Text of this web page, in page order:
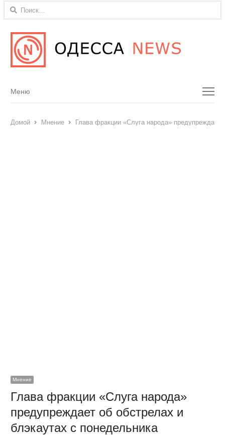
Найти:
Menu
Меню
Домой Мнение Глава фракции «Слуга народа» предупреждает
Мнение
Глава фракции «Слуга народа»
предупреждает об обстрелах и
блэкаутах с понедельника